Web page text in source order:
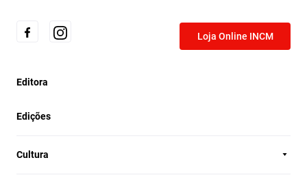
Loja Online INCM
Editora
Edições
Cultura